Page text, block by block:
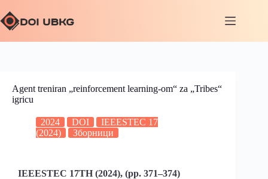
Agent treniran „reinforcement learning-om“ za „Tribes“
igricu
2024 DOI
IEEESTEC 17
(2024)
Зборници
IEEESTEC 17TH (2024), (pp. 371–374)